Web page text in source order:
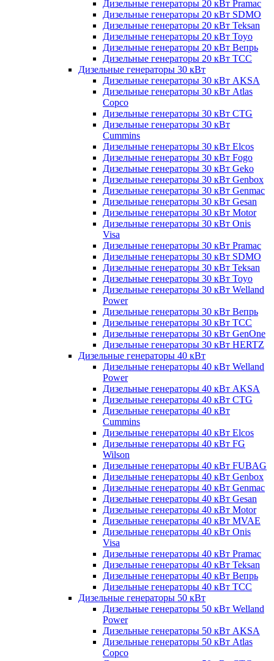
Дизельные генераторы 20 кВт Pramac
Дизельные генераторы 20 кВт SDMO
Дизельные генераторы 20 кВт Teksan
Дизельные генераторы 20 кВт Toyo
Дизельные генераторы 20 кВт Вепрь
Дизельные генераторы 20 кВт ТСС
Дизельные генераторы 30 кВт
Дизельные генераторы 30 кВт AKSA
Дизельные генераторы 30 кВт Atlas
Copco
Дизельные генераторы 30 кВт CTG
Дизельные генераторы 30 кВт
Cummins
Дизельные генераторы 30 кВт Elcos
Дизельные генераторы 30 кВт Fogo
Дизельные генераторы 30 кВт Geko
Дизельные генераторы 30 кВт Genbox
Дизельные генераторы 30 кВт Genmac
Дизельные генераторы 30 кВт Gesan
Дизельные генераторы 30 кВт Motor
Дизельные генераторы 30 кВт Onis
Visa
Дизельные генераторы 30 кВт Pramac
Дизельные генераторы 30 кВт SDMO
Дизельные генераторы 30 кВт Teksan
Дизельные генераторы 30 кВт Toyo
Дизельные генераторы 30 кВт Welland
Power
Дизельные генераторы 30 кВт Вепрь
Дизельные генераторы 30 кВт ТСС
Дизельные генераторы 30 кВт GenOne
Дизельные генераторы 30 кВт HERTZ
Дизельные генераторы 40 кВт
Дизельные генераторы 40 кВт Welland
Power
Дизельные генераторы 40 кВт AKSA
Дизельные генераторы 40 кВт CTG
Дизельные генераторы 40 кВт
Cummins
Дизельные генераторы 40 кВт Elcos
Дизельные генераторы 40 кВт FG
Wilson
Дизельные генераторы 40 кВт FUBAG
Дизельные генераторы 40 кВт Genbox
Дизельные генераторы 40 кВт Genmac
Дизельные генераторы 40 кВт Gesan
Дизельные генераторы 40 кВт Motor
Дизельные генераторы 40 кВт MVAE
Дизельные генераторы 40 кВт Onis
Visa
Дизельные генераторы 40 кВт Pramac
Дизельные генераторы 40 кВт Teksan
Дизельные генераторы 40 кВт Вепрь
Дизельные генераторы 40 кВт ТСС
Дизельные генераторы 50 кВт
Дизельные генераторы 50 кВт Welland
Power
Дизельные генераторы 50 кВт AKSA
Дизельные генераторы 50 кВт Atlas
Copco